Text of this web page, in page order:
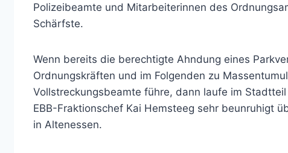
Polizeibeamte und Mitarbeiterinnen des
Schärfste.
Wenn bereits die berechtigte Ahndung eines
Ordnungskräften und im Folgenden zu
Vollstreckungsbeamte führe, dann laufe im
EBB-Fraktionschef Kai Hemsteeg sehr beunruhigt
in Altenessen.